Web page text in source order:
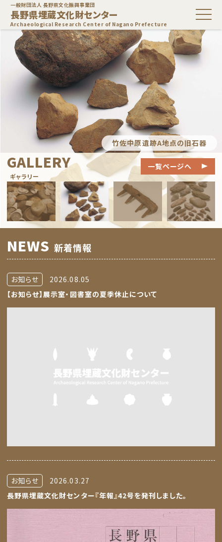
一般財団法人 長野県文化振興事業団
長野県埋蔵文化財センター
Archaeological Research Center of Nagano Prefecture
竹佐中原遺跡A地点の旧石器
GALLERY
ギャラリー
一覧ページへ
NEWS 新着情報
お知らせ
2026.08.05
【お知らせ】展示室・図書室の夏季休止について
お知らせ
2026.03.27
長野県埋蔵文化財センター『年報』42号を発刊しました。